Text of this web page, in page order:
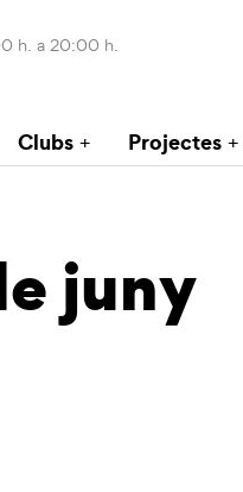
h. a 20:00 h.
Clubs Projectes
juny